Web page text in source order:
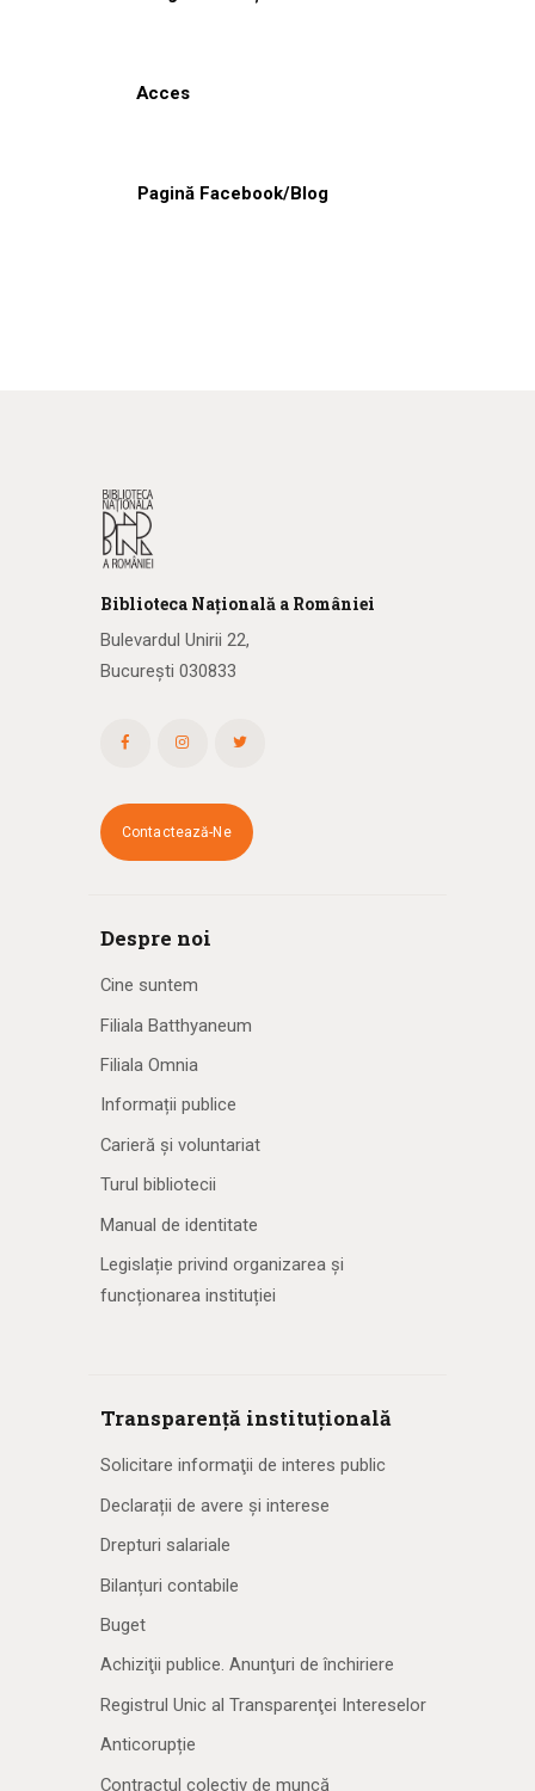
Acces
Pagină Facebook/Blog
Biblioteca Națională a României
Bulevardul Unirii 22,
București 030833
Contactează-Ne
Despre noi
Cine suntem
Filiala Batthyaneum
Filiala Omnia
Informații publice
Carieră și voluntariat
Turul bibliotecii
Manual de identitate
Legislație privind organizarea și
funcționarea instituției
Transparență instituțională
Solicitare informaţii de interes public
Declarații de avere și interese
Drepturi salariale
Bilanțuri contabile
Buget
Achiziţii publice. Anunţuri de închiriere
Registrul Unic al Transparenţei Intereselor
Anticorupție
Contractul colectiv de muncă